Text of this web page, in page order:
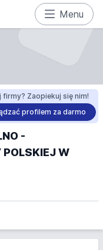
Menu
Zaopiekuj się nim!
profilem za darmo
-
W